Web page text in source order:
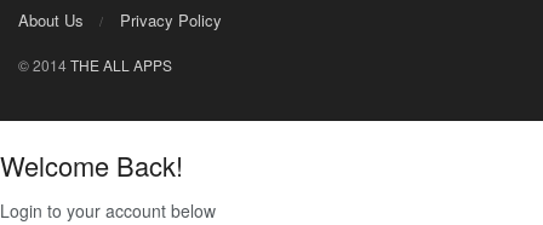
About Us Privacy Policy
© 2014THE ALL APPS
Welcome Back!
Login to your account below